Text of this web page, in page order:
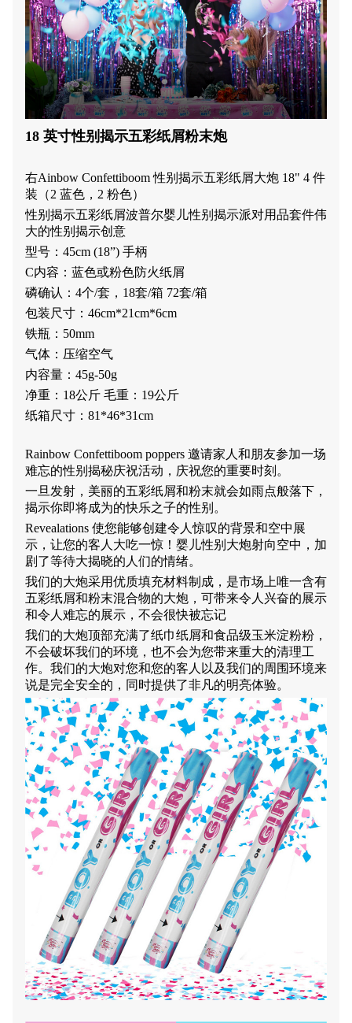
18 英寸性别揭示五彩纸屑粉末炮
右Ainbow Confettiboom 性别揭示五彩纸屑大炮 18" 4 件
装（2 蓝色，2 粉色）
性别揭示五彩纸屑波普尔婴儿性别揭示派对用品套件伟
大的性别揭示创意
型号：45cm (18”) 手柄
C内容：蓝色或粉色防火纸屑
磷确认：4个/套 ， 18套/箱 72套/箱
包装尺寸：46cm*21cm*6cm
铁瓶：50mm
气体：压缩空气
内容量：45g-50g
净重：18公斤 毛重：19公斤
纸箱尺寸：81*46*31cm
Rainbow Confettiboom poppers 邀请家人和朋友参加一场
难忘的性别揭秘庆祝活动，庆祝您的重要时刻。
一旦发射，美丽的五彩纸屑和粉末就会如雨点般落下，
揭示你即将成为的快乐之子的性别。
Revealations 使您能够创建令人惊叹的背景和空中展
示，让您的客人大吃一惊！婴儿性别大炮射向空中，加
剧了等待大揭晓的人们的情绪。
我们的大炮采用优质填充材料制成，是市场上唯一含有
五彩纸屑和粉末混合物的大炮，可带来令人兴奋的展示
和令人难忘的展示，不会很快被忘记
我们的大炮顶部充满了纸巾纸屑和食品级玉米淀粉粉，
不会破坏我们的环境，也不会为您带来重大的清理工
作。我们的大炮对您和您的客人以及我们的周围环境来
说是完全安全的，同时提供了非凡的明亮体验。